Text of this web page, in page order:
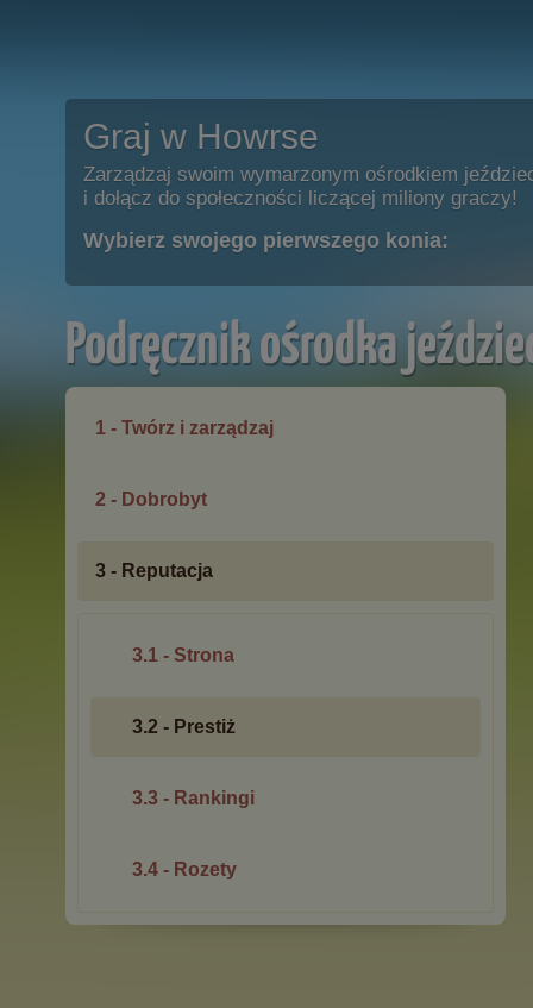
Graj w Howrse
Zarządzaj swoim wymarzonym ośrodkiem
i dołącz do społeczności liczącej miliony graczy!
Wybierz swojego pierwszego konia:
Podręcznik ośrodka
1 - Twórz i zarządzaj
2 - Dobrobyt
3 - Reputacja
3.1 - Strona
3.2 - Prestiż
3.3 - Rankingi
3.4 - Rozety